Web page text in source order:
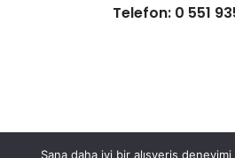
Telefon: 0 551
Sana daha iyi bir alışveriş